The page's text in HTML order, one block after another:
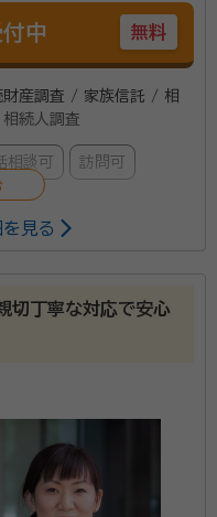
中 無料
産調査 / 家族信託 / 相
続人調査
相談可 訪問可
政書士, 家族信託専門士
9
にくく、士業の事務所
宅開業の事務所が多
見る
切丁寧な対応で安心